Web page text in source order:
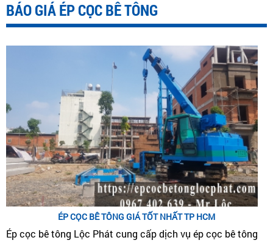
BÁO GIÁ ÉP CỌC BÊ TÔNG
ÉP CỌC BÊ TÔNG GIÁ TỐT NHẤT TP HCM
Ép cọc bê tông Lộc Phát cung cấp dịch vụ ép cọc bê tông